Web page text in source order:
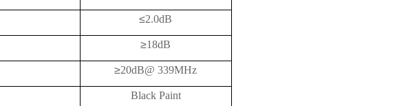
≤2.0dB
≥18dB
≥20dB@ 339MHz
Black Paint